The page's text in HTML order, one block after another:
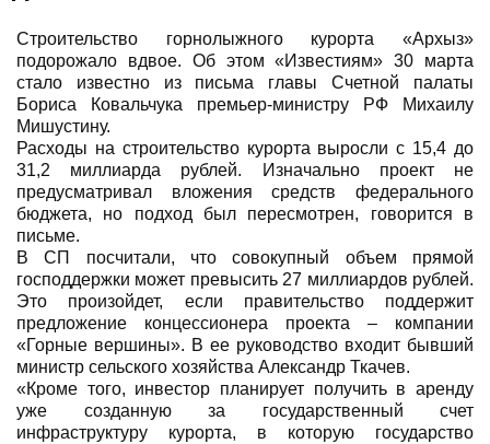
Строительство горнолыжного курорта «Архыз»
подорожало вдвое. Об этом «Известиям» 30 марта
стало известно из письма главы Счетной палаты
Бориса Ковальчука премьер-министру РФ Михаилу
Мишустину.
Расходы на строительство курорта выросли с 15,4 до
31,2 миллиарда рублей. Изначально проект не
предусматривал вложения средств федерального
бюджета, но подход был пересмотрен, говорится в
письме.
В СП посчитали, что совокупный объем прямой
господдержки может превысить 27 миллиардов рублей.
Это произойдет, если правительство поддержит
предложение концессионера проекта – компании
«Горные вершины». В ее руководство входит бывший
министр сельского хозяйства Александр Ткачев.
«Кроме того, инвестор планирует получить в аренду
уже созданную за государственный счет
инфраструктуру курорта, в которую государство